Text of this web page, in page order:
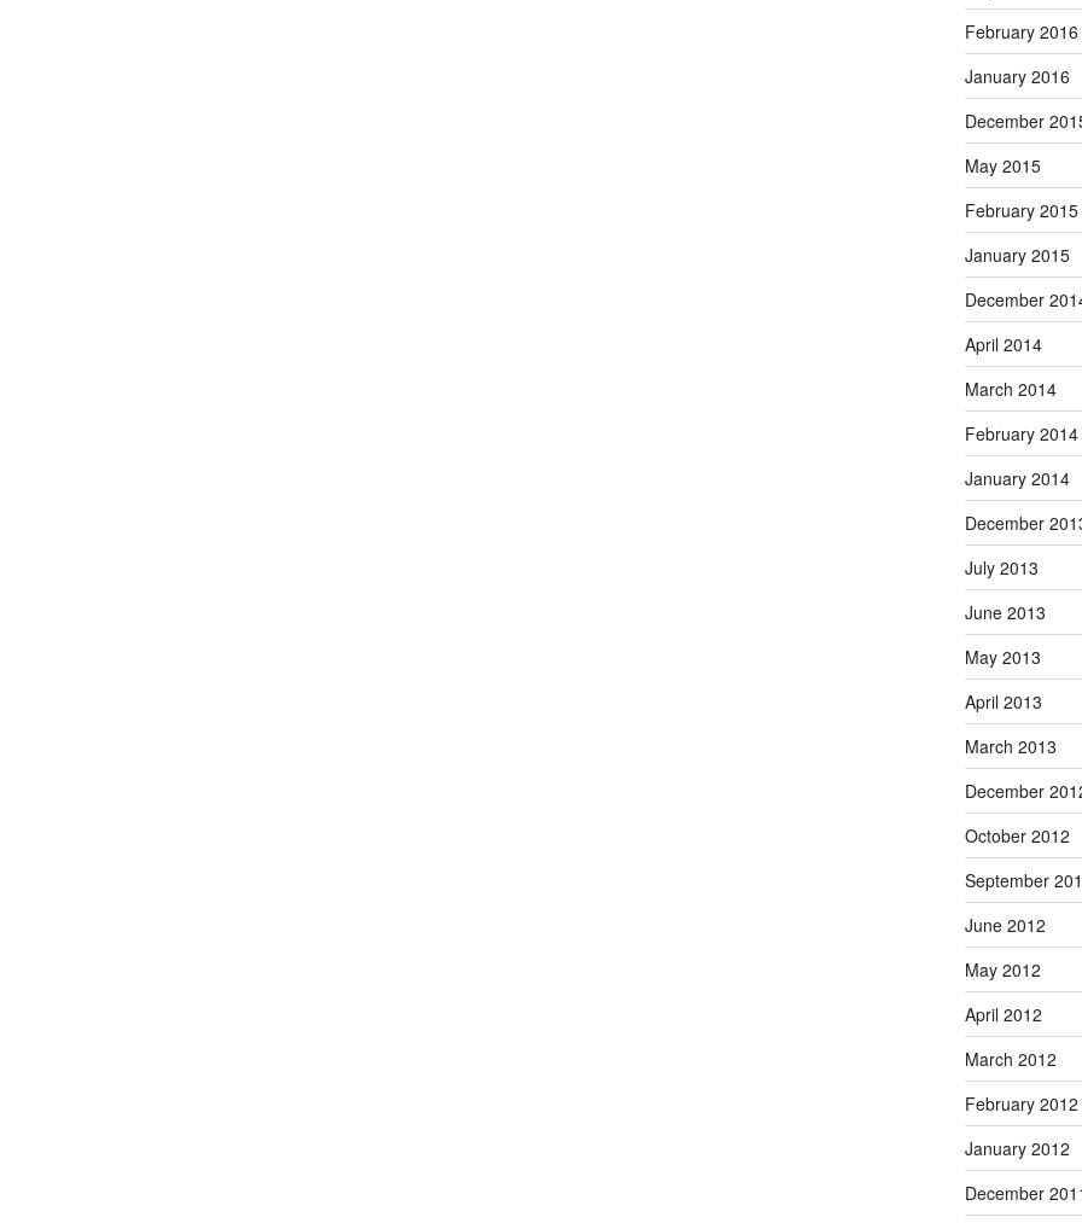
February 2016
January 2016
December
May 2015
February 2015
January 2015
December
April 2014
March 2014
February 2014
January 2014
December
July 2013
June 2013
May 2013
April 2013
March 2013
December
October 2012
September
June 2012
May 2012
April 2012
March 2012
February 2012
January 2012
December